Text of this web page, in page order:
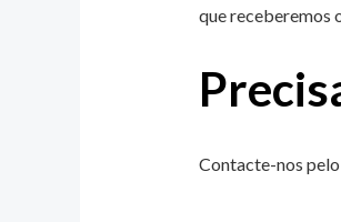
que receberemos
Contacte-nos